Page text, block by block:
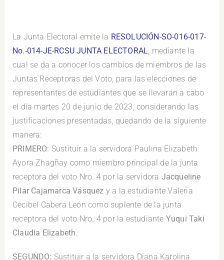
La Junta Electoral emite la RESOLUCIÓN-SO-016-017-
No.-014-JE-RCSU JUNTA ELECTORAL, mediante la
cual se da a conocer los cambios de miembros de las
Juntas Receptoras del Voto, para las elecciones de
representantes de estudiantes que se llevarán a cabo
el día martes 20 de junio de 2023, considerando las
justificaciones presentadas, quedando de la siguiente
manera:
PRIMERO: Sustituir a la servidora Paulina Elizabeth
Ayora Zhagñay como miembro principal de la junta
receptora del voto Nro. 4 por la servidora Jacqueline
Pilar Cajamarca Vásquez y a la estudiante Valeria
Cecibel Cabera León como suplente de la junta
receptora del voto Nro. 4 por la estudiante Yuqui Taki
Claudia Elizabeth.
SEGUNDO: Sustituir a la servidora Diana Karolina